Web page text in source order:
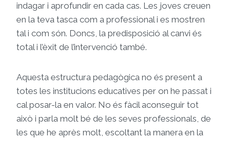
indagar i aprofundir en cada cas. Les joves creuen
en la teva tasca com a professional i es mostren
tal i com són. Doncs, la predisposició al canvi és
total i l’èxit de l’intervenció també.
Aquesta estructura pedagògica no és present a
totes les institucions educatives per on he passat i
cal posar-la en valor. No és fàcil aconseguir tot
això i parla molt bé de les seves professionals, de
les que he après molt, escoltant la manera en la